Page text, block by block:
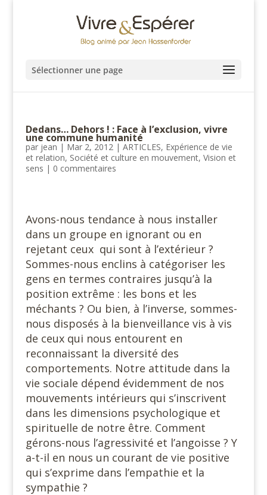
Sélectionner une page
Dedans… Dehors ! : Face à l’exclusion, vivre
une commune humanité
par jean | Mar 2, 2012| ARTICLES, Expérience de vie
et relation, Société et culture en mouvement, Vision et
sens | 0 commentaires
Avons-nous tendance à nous installer
dans un groupe en ignorant ou en
rejetant ceux qui sont à l’extérieur ?
Sommes-nous enclins à catégoriser les
gens en termes contraires jusqu’à la
position extrême : les bons et les
méchants ? Ou bien, à l’inverse, sommes-
nous disposés à la bienveillance vis à vis
de ceux qui nous entourent en
reconnaissant la diversité des
comportements. Notre attitude dans la
vie sociale dépend évidemment de nos
mouvements intérieurs qui s’inscrivent
dans les dimensions psychologique et
spirituelle de notre être. Comment
gérons-nous l’agressivité et l’angoisse ? Y
a-t-il en nous un courant de vie positive
qui s’exprime dans l’empathie et la
sympathie ?